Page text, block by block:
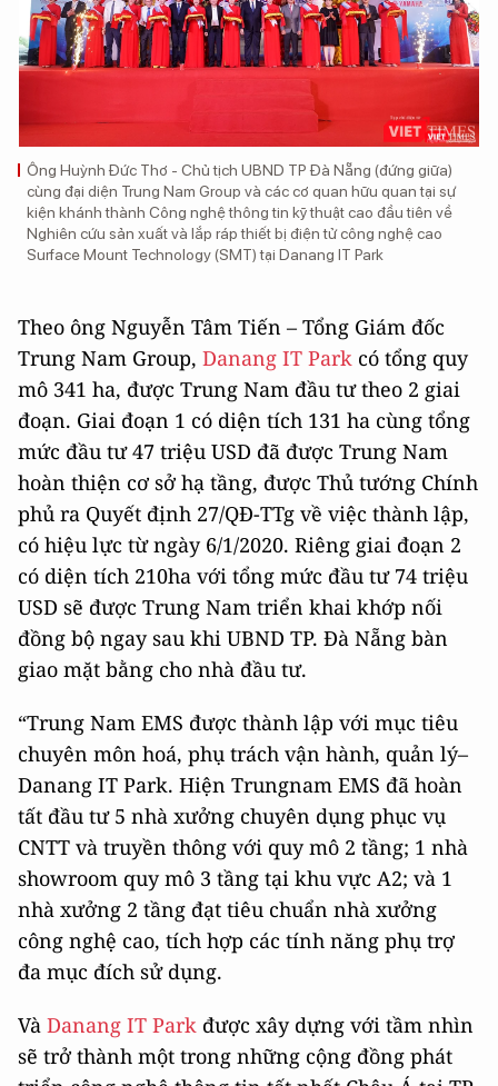
Ông Huỳnh Đức Thơ - Chủ tịch UBND TP Đà Nẵng (đứng giữa)
cùng đại diện Trung Nam Group và các cơ quan hữu quan tại sự
kiện khánh thành Công nghệ thông tin kỹ thuật cao đầu tiên về
Nghiên cứu sản xuất và lắp ráp thiết bị điện tử công nghệ cao
Surface Mount Technology (SMT) tại Danang IT Park
Theo ông Nguyễn Tâm Tiến – Tổng Giám đốc
Trung Nam Group, Danang IT Park có tổng quy
mô 341 ha, được Trung Nam đầu tư theo 2 giai
đoạn. Giai đoạn 1 có diện tích 131 ha cùng tổng
mức đầu tư 47 triệu USD đã được Trung Nam
hoàn thiện cơ sở hạ tầng, được Thủ tướng Chính
phủ ra Quyết định 27/QĐ-TTg về việc thành lập,
có hiệu lực từ ngày 6/1/2020. Riêng giai đoạn 2
có diện tích 210ha với tổng mức đầu tư 74 triệu
USD sẽ được Trung Nam triển khai khớp nối
đồng bộ ngay sau khi UBND TP. Đà Nẵng bàn
giao mặt bằng cho nhà đầu tư.
“Trung Nam EMS được thành lập với mục tiêu
chuyên môn hoá, phụ trách vận hành, quản lý–
Danang IT Park. Hiện Trungnam EMS đã hoàn
tất đầu tư 5 nhà xưởng chuyên dụng phục vụ
CNTT và truyền thông với quy mô 2 tầng; 1 nhà
showroom quy mô 3 tầng tại khu vực A2; và 1
nhà xưởng 2 tầng đạt tiêu chuẩn nhà xưởng
công nghệ cao, tích hợp các tính năng phụ trợ
đa mục đích sử dụng.
Và Danang IT Park được xây dựng với tầm nhìn
sẽ trở thành một trong những cộng đồng phát